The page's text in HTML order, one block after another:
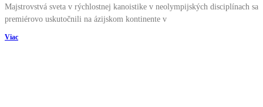
Majstrovstvá sveta v rýchlostnej kanoistike v neolympijských disciplínach sa
premiérovo uskutočnili na ázijskom kontinente v
Viac